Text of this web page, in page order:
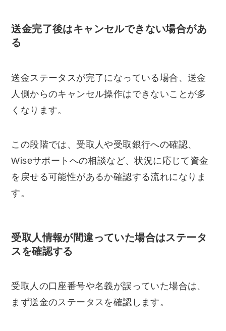
送金完了後はキャンセルできない場合があ
る
送金ステータスが完了になっている場合、送金
人側からのキャンセル操作はできないことが多
くなります。
この段階では、受取人や受取銀行への確認、
Wiseサポートへの相談など、状況に応じて資金
を戻せる可能性があるか確認する流れになりま
す。
受取人情報が間違っていた場合はステータ
スを確認する
受取人の口座番号や名義が誤っていた場合は、
まず送金のステータスを確認します。